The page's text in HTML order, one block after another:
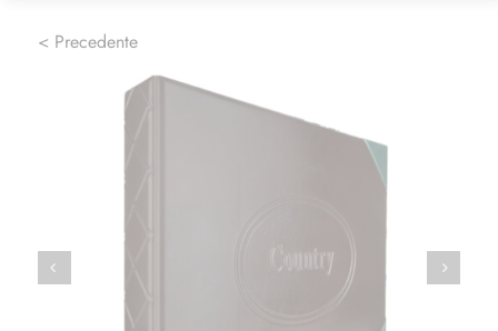
LINEA COLLEZIONISMO
CONTATTI
< Precedente